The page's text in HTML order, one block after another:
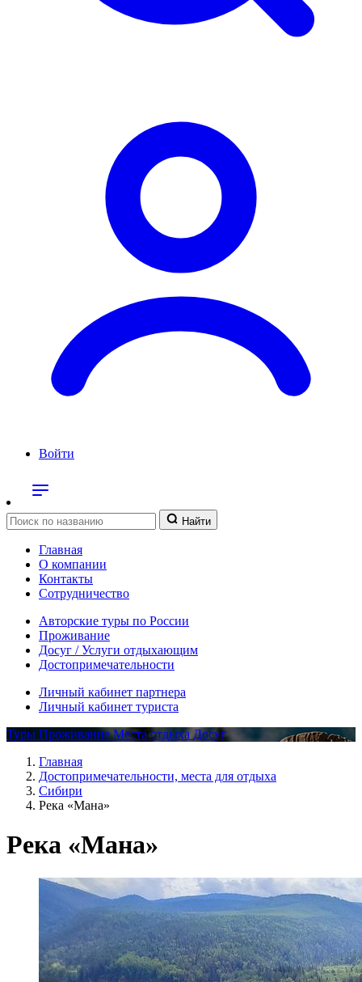
Войти
Найти
Главная
О компании
Контакты
Сотрудничество
Авторские туры по России
Проживание
Досуг / Услуги отдыхающим
Достопримечательности
Личный кабинет партнера
Личный кабинет туриста
Туры ПроживаниеМеста отдыха Досуг
Главная
Достопримечательности, места для отдыха
Сибири
Река «Мана»
Река «Мана»